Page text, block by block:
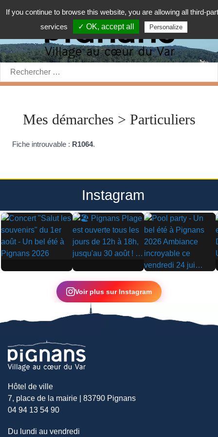
Rechercher:
Mes démarches > Particuliers
Fiche introuvable : R1064.
Instagram
▶ ▶
▶
Voir plus sur Instagram
Hôtel de ville
7, place de la mairie | 83790 Pignans
04 94 13 54 90
Du lundi au vendredi
If you continue to browse this website, you are allowing all third-
services
✓ OK, accept all Personalize